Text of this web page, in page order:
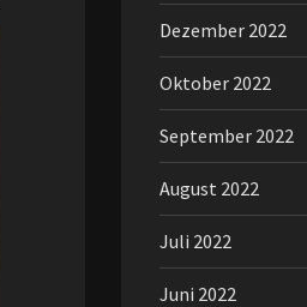
Dezember 2022
Oktober 2022
September 2022
August 2022
Juli 2022
Juni 2022